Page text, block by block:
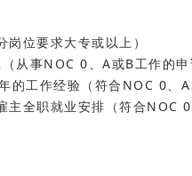
位要求大专或以上）
从事NOC 0、A或B工作的申
工作经验（符合NOC 0、A
全职就业安排（符合NOC 0